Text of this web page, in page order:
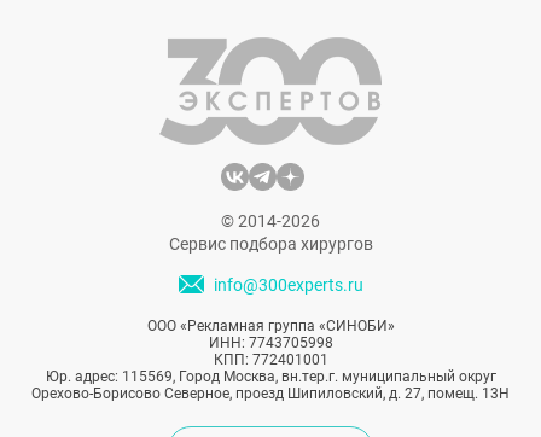
пор окружают тему увеличения груди,
появились именно в те годы, когда
импланты действительно вели себя
непредсказуемо.
© 2014-2026
Сервис подбора хирургов
info@300experts.ru
ООО «Рекламная группа «СИНОБИ»
ИНН: 7743705998
КПП: 772401001
Юр. адрес: 115569, Город Москва, вн.тер.г. муниципальный округ
Орехово-Борисово Северное, проезд Шипиловский, д. 27, помещ. 13Н